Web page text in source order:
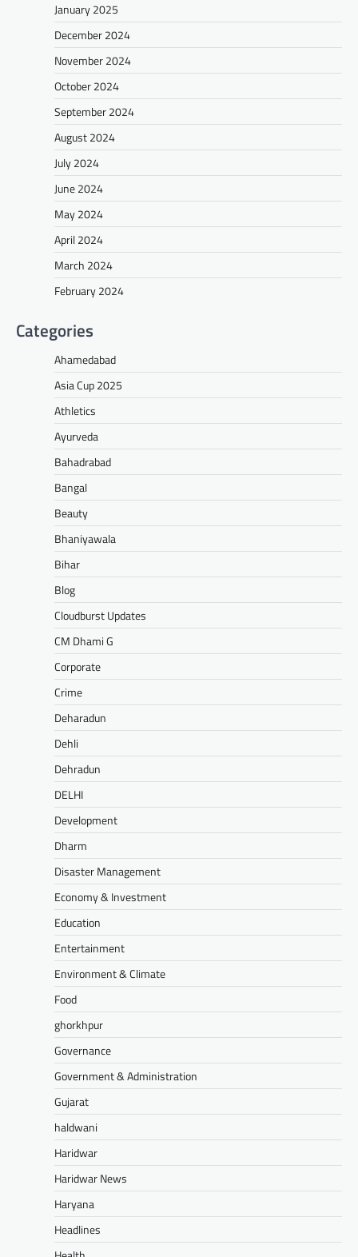
January 2025
December 2024
November 2024
October 2024
September 2024
August 2024
July 2024
June 2024
May 2024
April 2024
March 2024
February 2024
Categories
Ahamedabad
Asia Cup 2025
Athletics
Ayurveda
Bahadrabad
Bangal
Beauty
Bhaniyawala
Bihar
Blog
Cloudburst Updates
CM Dhami G
Corporate
Crime
Deharadun
Dehli
Dehradun
DELHI
Development
Dharm
Disaster Management
Economy & Investment
Education
Entertainment
Environment & Climate
Food
ghorkhpur
Governance
Government & Administration
Gujarat
haldwani
Haridwar
Haridwar News
Haryana
Headlines